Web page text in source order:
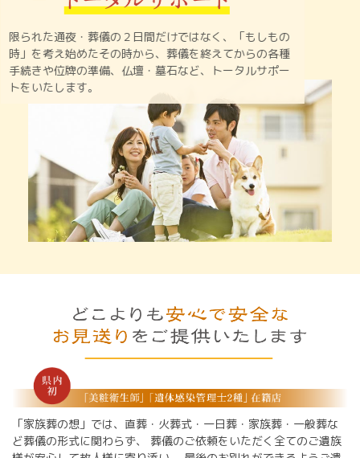
限られた通夜・葬儀の２日間だけではなく、「もしもの
時」を考え始めたその時から、葬儀を終えてからの各種
手続きや位牌の準備、仏壇・墓石など、トータルサポー
トをいたします。
「家族葬の想」では、直葬・火葬式・一日葬・家族葬・一般葬な
ど葬儀の形式に関わらず、
葬儀のご依頼をいただく全てのご遺族